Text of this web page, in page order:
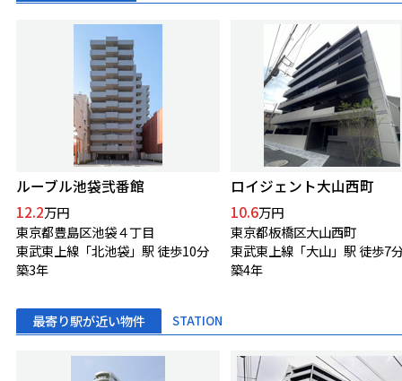
ルーブル池袋弐番館
12.2万円
東京都豊島区池袋４丁目
東武東上線「北池袋」駅 徒歩10分
築3年
ロイジェント大山西町
10.6万円
東京都板橋区大山西町
東武東上線「大山」駅 徒歩7
築4年
最寄り駅が近い物件 STATION